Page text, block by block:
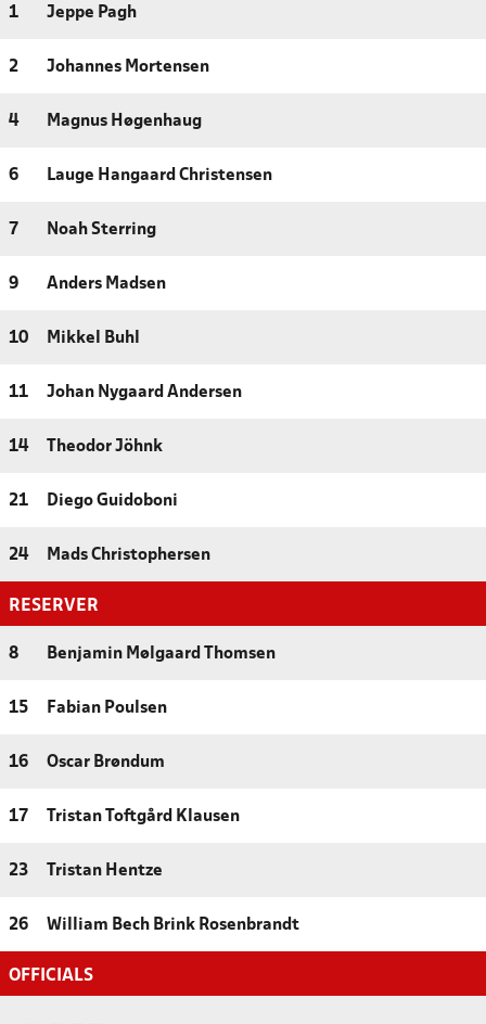
1 Jeppe Pagh
2 Johannes Mortensen
4 Magnus Høgenhaug
6 Lauge Hangaard Christensen
7 Noah Sterring
9 Anders Madsen
10 Mikkel Buhl
11 Johan Nygaard Andersen
14 Theodor Jöhnk
21 Diego Guidoboni
24 Mads Christophersen
RESERVER
8 Benjamin Mølgaard Thomsen
15 Fabian Poulsen
16 Oscar Brøndum
17 Tristan Toftgård Klausen
23 Tristan Hentze
26 William Bech Brink Rosenbrandt
OFFICIALS